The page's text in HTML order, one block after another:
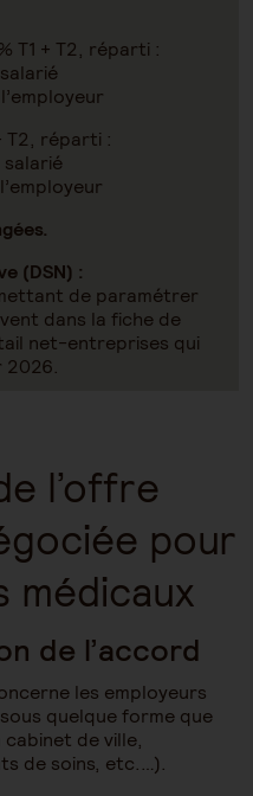
T1 + T2, réparti :
T2, réparti :
salarié
(DSN) :
de paramétrer
dans la fiche de
net-entreprises qui
2026.
l’offre
pour
médicaux
de l’accord
les employeurs
quelque forme que
de ville,
de soins, etc.…).